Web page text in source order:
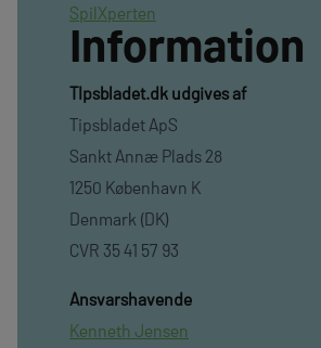
SpilXperten
Information
TIpsbladet.dk udgives af
Tipsbladet ApS
Sankt Annæ Plads 28
1250 København K
Denmark (DK)
CVR 35 41 57 93
Ansvarshavende
Kenneth Jensen